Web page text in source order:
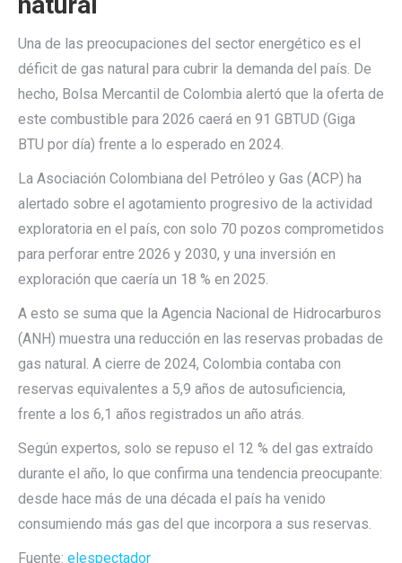
Una de las preocupaciones del sector energético es el
déficit de gas natural para cubrir la demanda del país. De
hecho, Bolsa Mercantil de Colombia alertó que la oferta de
este combustible para 2026 caerá en 91 GBTUD (Giga
BTU por día) frente a lo esperado en 2024.
La Asociación Colombiana del Petróleo y Gas (ACP) ha
alertado sobre el agotamiento progresivo de la actividad
exploratoria en el país, con solo 70 pozos comprometidos
para perforar entre 2026 y 2030, y una inversión en
exploración que caería un 18 % en 2025.
A esto se suma que la Agencia Nacional de Hidrocarburos
(ANH) muestra una reducción en las reservas probadas de
gas natural. A cierre de 2024, Colombia contaba con
reservas equivalentes a 5,9 años de autosuficiencia,
frente a los 6,1 años registrados un año atrás.
Según expertos, solo se repuso el 12 % del gas extraído
durante el año, lo que confirma una tendencia preocupante:
desde hace más de una década el país ha venido
consumiendo más gas del que incorpora a sus reservas.
Fuente: elespectador